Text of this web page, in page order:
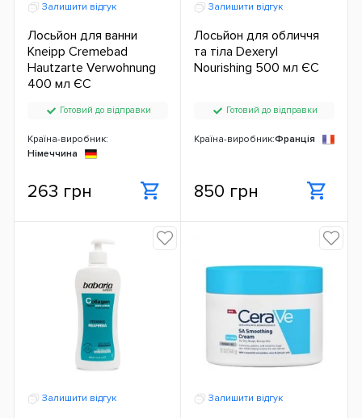
Залишити відгук
Лосьйон для ванни
Kneipp Cremebad
Hautzarte Verwohnung
400 мл ЄС
Готовий до відправки
Країна-виробник:
Німеччина
263 грн
Залишити відгук
Лосьйон для обличчя
та тіла Dexeryl
Nourishing 500 мл ЄС
Готовий до відправки
Країна-виробник:Франція
850 грн
Залишити відгук Залишити відгук